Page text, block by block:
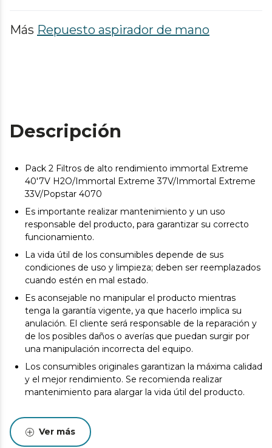
Más Repuesto aspirador de mano
Descripción
Pack 2 Filtros de alto rendimiento immortal Extreme
40'7V H2O/Immortal Extreme 37V/Immortal Extreme
33V/Popstar 4070
Es importante realizar mantenimiento y un uso
responsable del producto, para garantizar su correcto
funcionamiento.
La vida útil de los consumibles depende de sus
condiciones de uso y limpieza; deben ser reemplazados
cuando estén en mal estado.
Es aconsejable no manipular el producto mientras
tenga la garantía vigente, ya que hacerlo implica su
anulación. El cliente será responsable de la reparación y
de los posibles daños o averías que puedan surgir por
una manipulación incorrecta del equipo.
Los consumibles originales garantizan la máxima calidad
y el mejor rendimiento. Se recomienda realizar
mantenimiento para alargar la vida útil del producto.
Ver más